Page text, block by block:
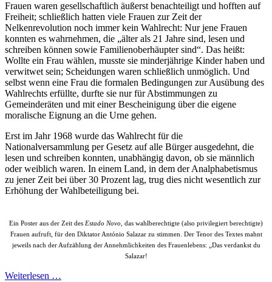
Frauen waren gesellschaftlich äußerst benachteiligt und hofften auf
Freiheit; schließlich hatten viele Frauen zur Zeit der
Nelkenrevolution noch immer kein Wahlrecht: Nur jene Frauen
konnten es wahrnehmen, die „älter als 21 Jahre sind, lesen und
schreiben können sowie Familienoberhäupter sind“. Das heißt:
Wollte ein Frau wählen, musste sie minderjährige Kinder haben und
verwitwet sein; Scheidungen waren schließlich unmöglich. Und
selbst wenn eine Frau die formalen Bedingungen zur Ausübung des
Wahlrechts erfüllte, durfte sie nur für Abstimmungen zu
Gemeinderäten und mit einer Bescheinigung über die eigene
moralische Eignung an die Urne gehen.
Erst im Jahr 1968 wurde das Wahlrecht für die
Nationalversammlung per Gesetz auf alle Bürger ausgedehnt, die
lesen und schreiben konnten, unabhängig davon, ob sie männlich
oder weiblich waren. In einem Land, in dem der Analphabetismus
zu jener Zeit bei über 30 Prozent lag, trug dies nicht wesentlich zur
Erhöhung der Wahlbeteiligung bei.
Ein Poster aus der Zeit des Estado Novo, das wahlberechtigte (also privilegiert berechtigte)
Frauen aufruft, für den Diktator António Salazar zu stimmen. Der Tenor des Textes mahnt
jeweils nach der Aufzählung der Annehmlichkeiten des Frauenlebens: „Das verdankst du
Salazar!
Weiterlesen …